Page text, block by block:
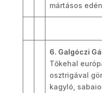
mártásos
6. Galgóczi
Tőkehal
osztrigával
kagyló,